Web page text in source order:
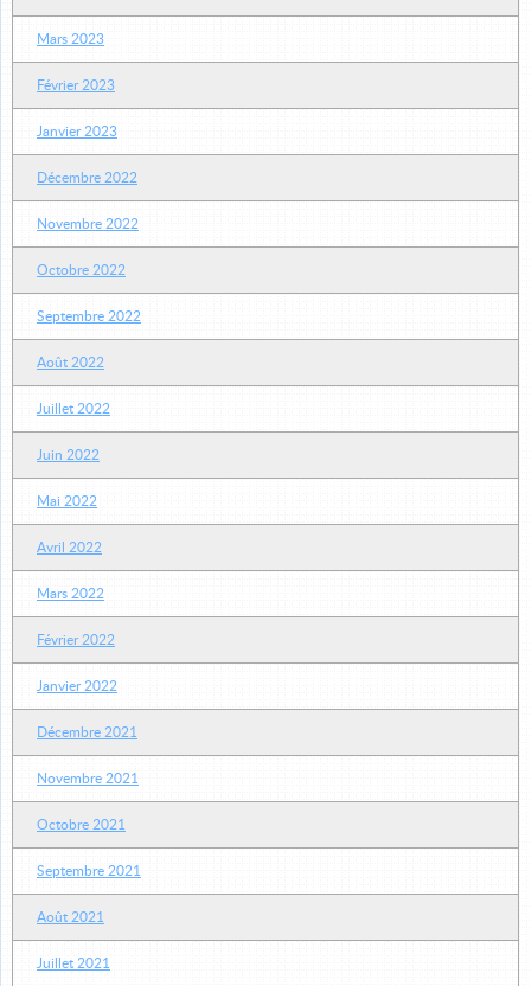
Mars 2023
Février 2023
Janvier 2023
Décembre 2022
Novembre 2022
Octobre 2022
Septembre 2022
Août 2022
Juillet 2022
Juin 2022
Mai 2022
Avril 2022
Mars 2022
Février 2022
Janvier 2022
Décembre 2021
Novembre 2021
Octobre 2021
Septembre 2021
Août 2021
Juillet 2021